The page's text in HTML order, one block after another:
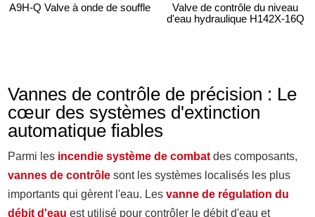
A9H-Q Valve à onde de souffle
Valve de contrôle du niveau
d'eau hydraulique H142X-16Q
Vannes de contrôle de précision : Le
cœur des systèmes d'extinction
automatique fiables
Parmi les incendie système de combat des composants,
vannes de contrôle sont les systèmes localisés les plus
importants qui gèrent l'eau. Lesvanne de régulation du
débit d'eau est utilisé pour contrôler le débit d'eau et